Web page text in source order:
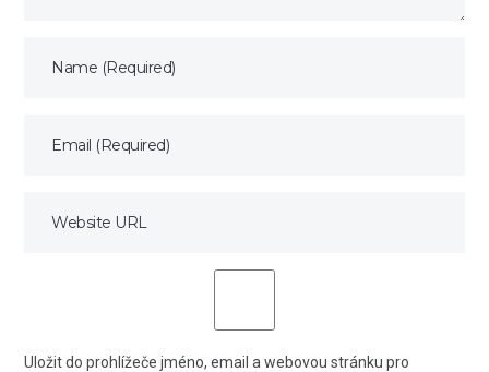
Uložit do prohlížeče jméno, email a webovou stránku pro